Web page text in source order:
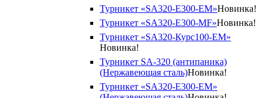
Турникет «SA320-Е300-EM»Новинка!
Турникет «SA320-Е300-MF»Новинка!
Турникет «SA320-Курс100-EM»
Новинка!
Турникет SA-320 (антипаника)
(Нержавеющая сталь)Новинка!
Турникет «SA320-Е300-EM»